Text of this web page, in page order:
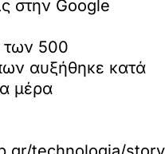
στην Google
των 500
αυξήθηκε κατά
μέρα